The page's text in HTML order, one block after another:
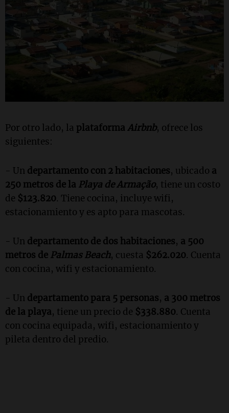
Por otro lado, la plataforma Airbnb, ofrece los
siguientes:
- Un departamento con 2 habitaciones, ubicado a
250 metros de la Playa de Armação, tiene un costo
de $123.820. Tiene cocina, incluye wifi,
estacionamiento y es apto para mascotas.
- Un departamento de dos habitaciones, a 500
metros de Palmas Beach, cuesta $262.020. Cuenta
con cocina, wifi y estacionamiento.
- Un departamento para 5 personas, a 300 metros
de la playa, tiene un precio de $338.880. Cuenta
con cocina equipada, wifi, estacionamiento y
pileta dentro del predio.